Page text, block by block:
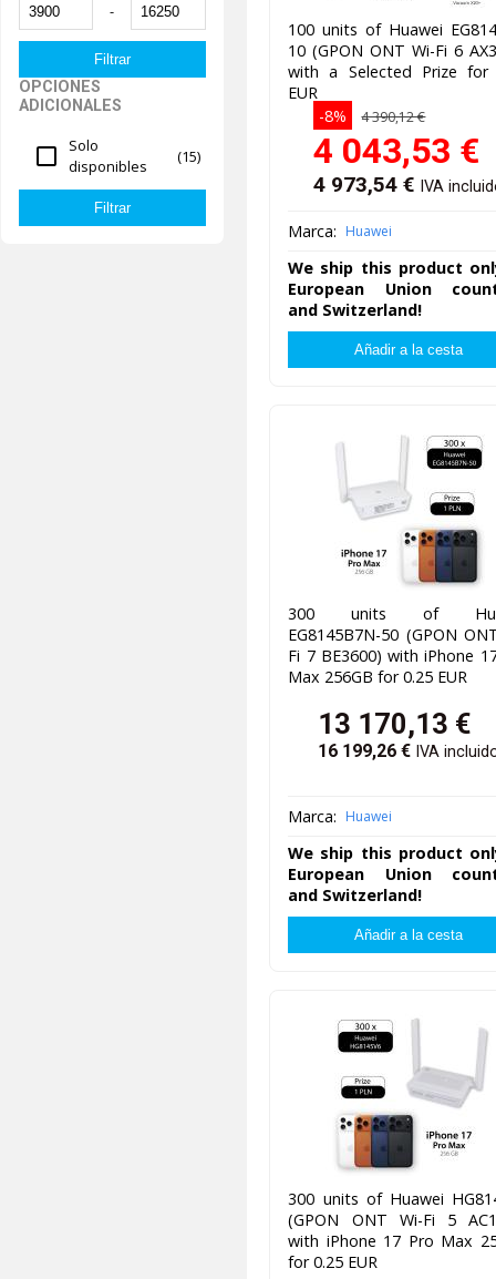
-
OPCIONES
ADICIONALES
Solo
disponibles
(15)
100 units of Huawei
10 (GPON ONT Wi-Fi 6
with a Selected Prize for
EUR
-8%
4 390,12 €
4 043,53 €
4 973,54 € IVA
Marca: Huawei
We ship this product
European Union
and Switzerland!
300 units of
EG8145B7N-50 (GPON
Fi 7 BE3600) with iPhone
Max 256GB for 0.25 EUR
13 170,13 €
16 199,26 € IVA
Marca: Huawei
We ship this product
European Union
and Switzerland!
300 units of Huawei
(GPON ONT Wi-Fi 5
with iPhone 17 Pro Max
for 0.25 EUR